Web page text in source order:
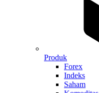
Produk
Forex
Indeks
Saham